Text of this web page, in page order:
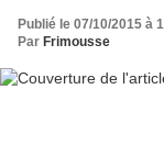
Publié le 07/10/2015 à
Par Frimousse